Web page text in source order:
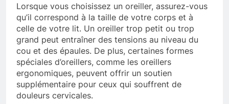
Lorsque vous choisissez un oreiller, assurez-vous
qu’il correspond à la taille de votre corps et à
celle de votre lit. Un oreiller trop petit ou trop
grand peut entraîner des tensions au niveau du
cou et des épaules. De plus, certaines formes
spéciales d’oreillers, comme les oreillers
ergonomiques, peuvent offrir un soutien
supplémentaire pour ceux qui souffrent de
douleurs cervicales.